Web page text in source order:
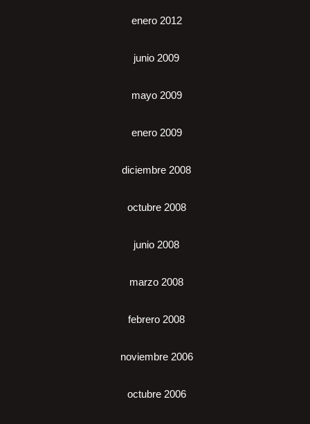
enero 2012
junio 2009
mayo 2009
enero 2009
diciembre 2008
octubre 2008
junio 2008
marzo 2008
febrero 2008
noviembre 2006
octubre 2006